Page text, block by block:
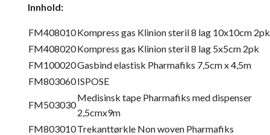
Innhold:
FM408010Kompress gas Klinion steril 8 lag 10x10cm 2pk
FM408020Kompress gas Klinion steril 8 lag 5x5cm 2pk
FM100020Gasbind elastisk Pharmafiks 7,5cm x 4,5m
FM803060ISPOSE
FM503030
Medisinsk tape Pharmafiks med dispenser
2,5cmx9m
FM803010Trekanttørkle Non woven Pharmafiks